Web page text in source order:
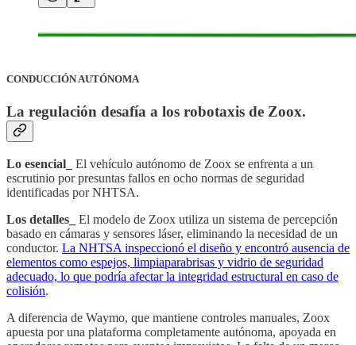
CONDUCCIÓN AUTÓNOMA
La regulación desafía a los robotaxis de Zoox.
Lo esencial_ El vehículo autónomo de Zoox se enfrenta a un
escrutinio por presuntas fallos en ocho normas de seguridad
identificadas por NHTSA.
Los detalles_ El modelo de Zoox utiliza un sistema de percepción
basado en cámaras y sensores láser, eliminando la necesidad de un
conductor. La NHTSA inspeccionó el diseño y encontró ausencia de
elementos como espejos, limpiaparabrisas y vidrio de seguridad
adecuado, lo que podría afectar la integridad estructural en caso de
colisión.
A diferencia de Waymo, que mantiene controles manuales, Zoox
apuesta por una plataforma completamente autónoma, apoyada en